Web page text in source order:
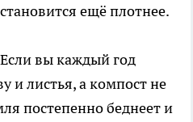
ещё плотнее.
Если вы каждый год
и листья, а компост не
постепенно беднеет и